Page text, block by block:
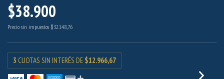
$38.900
Precio sin impuestos $32.148,76
3 CUOTAS SIN INTERÉS DE $12.966,67